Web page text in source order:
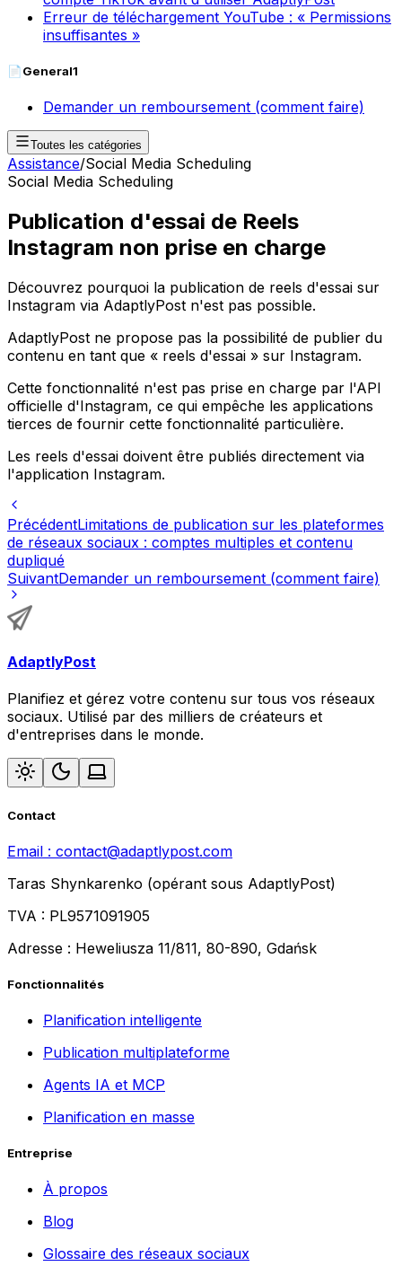
Erreur de téléchargement YouTube : « Permissions
insuffisantes »
📄General1
Demander un remboursement (comment faire)
Toutes les catégories
Assistance/Social Media Scheduling
Social Media Scheduling
Publication d'essai de Reels
Instagram non prise en charge
Découvrez pourquoi la publication de reels d'essai sur
Instagram via AdaptlyPost n'est pas possible.
AdaptlyPost ne propose pas la possibilité de publier du
contenu en tant que « reels d'essai » sur Instagram.
Cette fonctionnalité n'est pas prise en charge par l'API
officielle d'Instagram, ce qui empêche les applications
tierces de fournir cette fonctionnalité particulière.
Les reels d'essai doivent être publiés directement via
l'application Instagram.
PrécédentLimitations de publication sur les plateformes
de réseaux sociaux : comptes multiples et contenu
dupliqué
SuivantDemander un remboursement (comment faire)
AdaptlyPost
Planifiez et gérez votre contenu sur tous vos réseaux
sociaux. Utilisé par des milliers de créateurs et
d'entreprises dans le monde.
Contact
Email : contact@adaptlypost.com
Taras Shynkarenko (opérant sous AdaptlyPost)
TVA : PL9571091905
Adresse : Heweliusza 11/811, 80-890, Gdańsk
Fonctionnalités
Planification intelligente
Publication multiplateforme
Agents IA et MCP
Planification en masse
Entreprise
À propos
Blog
Glossaire des réseaux sociaux